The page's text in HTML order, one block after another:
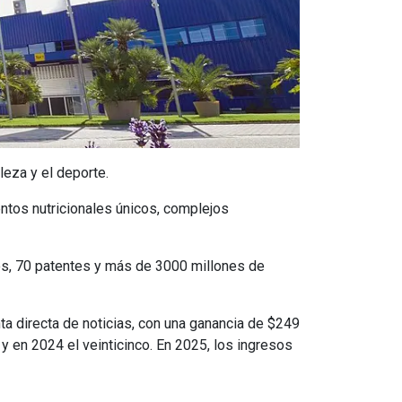
y el deporte.
nutricionales únicos, complejos
70 patentes y más de 3000 millones de
directa de noticias, con una ganancia de $249
en 2024 el veinticinco. En 2025, los ingresos